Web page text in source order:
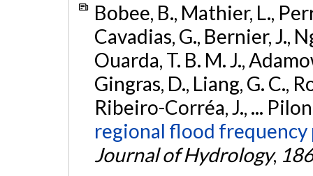
Bobee, B., Mathier, L.,
Cavadias, G., Bernier, J.,
Ouarda, T. B. M. J.,
Gingras, D., Liang, G. C.,
Ribeiro-Corréa, J., ...
regional flood frequency
Journal of Hydrology, 186